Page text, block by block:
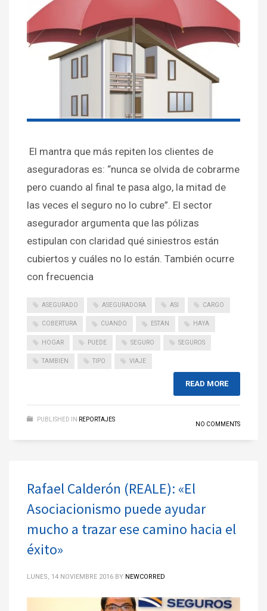
El mantra que más repiten los clientes de
aseguradoras es: “nunca se olvida de cobrarme
pero cuando al final te pasa algo, la mitad de
las veces el seguro no lo cubre”. El sector
asegurador argumenta que las pólizas
estipulan con claridad qué siniestros están
cubiertos y cuáles no lo están. También ocurre
con frecuencia
ASEGURADO ASEGURADORA ASI CARGO
COBERTURA CUANDO ESTAN HAYA
HOGAR PUEDE SEGURO SEGUROS
TAMBIEN TIPO VIAJE
READ MORE
PUBLISHED IN REPORTAJES
NO COMMENTS
Rafael Calderón (REALE): «El
Asociacionismo puede ayudar
mucho a trazar ese camino hacia el
éxito»
LUNES, 14 NOVIEMBRE 2016 BY NEWCORRED